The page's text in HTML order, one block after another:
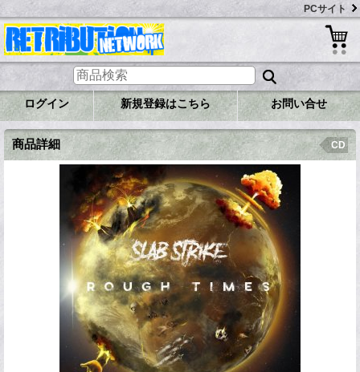
PCサイト
ログイン 新規登録はこちら お問い合せ
商品詳細 CD